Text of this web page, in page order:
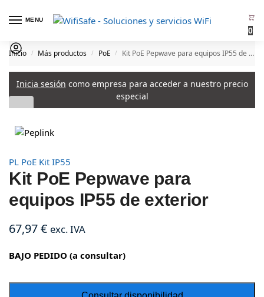
MENU
0
Inicio / Más productos / PoE / Kit PoE Pepwave para equipos IP55 de exterior
Inicia sesión como empresa para acceder a nuestro precio
especial
PL PoE Kit IP55
Kit PoE Pepwave para
equipos IP55 de exterior
67,97€ exc. IVA
BAJO PEDIDO (a consultar)